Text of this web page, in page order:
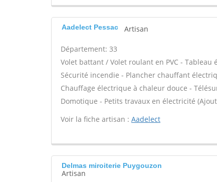
Aadelect Pessac Artisan
Département: 33
Volet battant / Volet roulant en PVC -
Sécurité incendie - Plancher chauffant
Chauffage électrique à chaleur douce -
Domotique - Petits travaux en électricité
Voir la fiche artisan : Aadelect
Delmas miroiterie Puygouzon
Artisan